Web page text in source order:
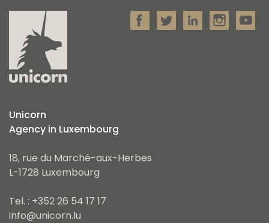
Unicorn
Agency in Luxembourg
18, rue du Marché-aux-Herbes
L-1728 Luxembourg
Tel. : +352 26 54 17 17
info@unicorn.lu